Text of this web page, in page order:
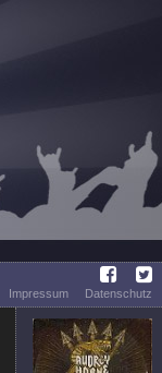
Impressum
Datenschutz